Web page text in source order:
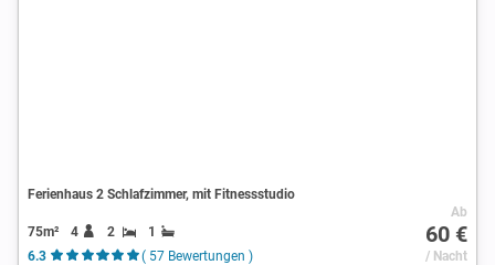
Ferienhaus 2 Schlafzimmer, mit Fitnessstudio
75m² 4 2
1
6.3
( 57 Bewertungen )
Ab
60 €
/ Nacht